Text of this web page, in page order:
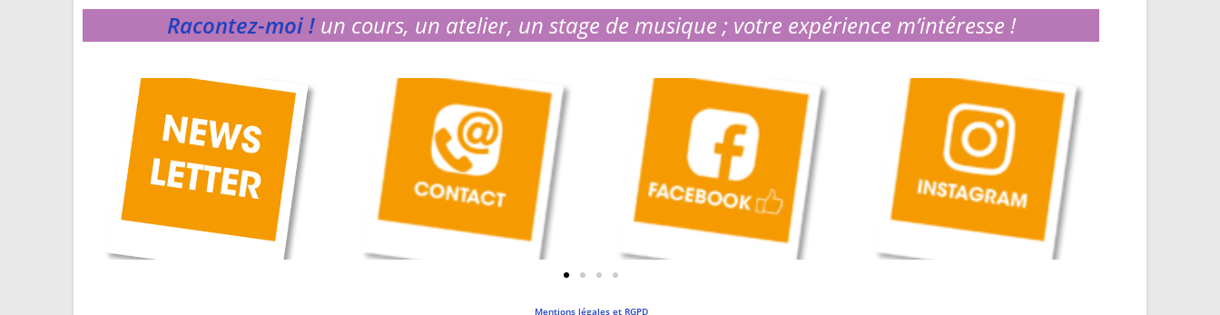
Racontez-moi ! un cours, un atelier, un stage de musique ; votre expérience m’intéresse !
Mentions légales et RGPD